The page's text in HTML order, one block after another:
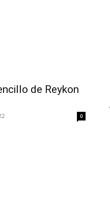
de Reykon
0